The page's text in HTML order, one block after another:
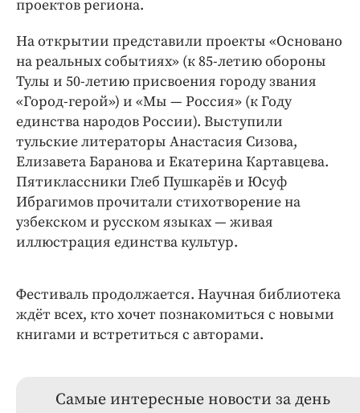
проектов региона.
На открытии представили проекты «Основано
на реальных событиях» (к 85-летию обороны
Тулы и 50-летию присвоения городу звания
«Город-герой») и «Мы — Россия» (к Году
единства народов России). Выступили
тульские литераторы Анастасия Сизова,
Елизавета Баранова и Екатерина Картавцева.
Пятиклассники Глеб Пушкарёв и Юсуф
Ибрагимов прочитали стихотворение на
узбекском и русском языках — живая
иллюстрация единства культур.
Фестиваль продолжается. Научная библиотека
ждёт всех, кто хочет познакомиться с новыми
книгами и встретиться с авторами.
Самые интересные новости за день